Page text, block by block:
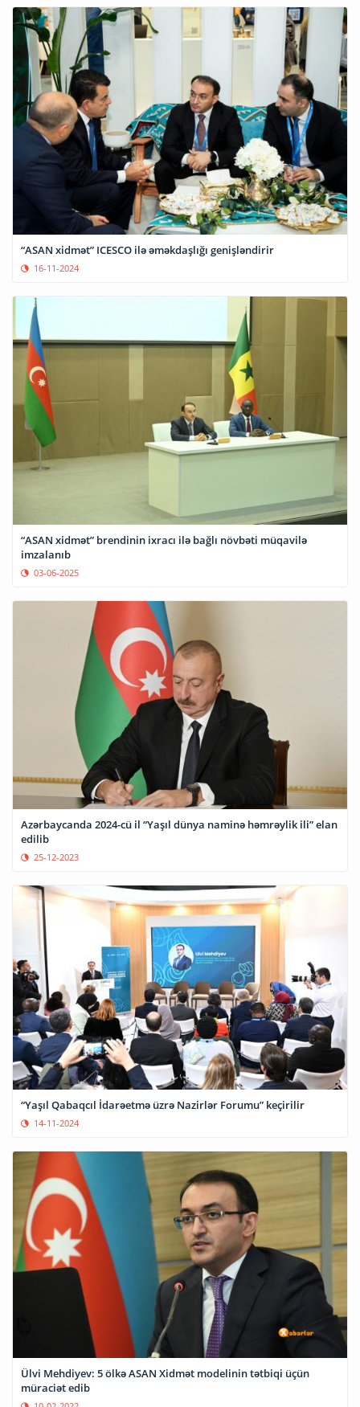
“ASAN xidmət” ICESCO ilə əməkdaşlığı genişləndirir
16-11-2024
“ASAN xidmət” brendinin ixracı ilə bağlı növbəti müqavilə
imzalanıb
03-06-2025
Azərbaycanda 2024-cü il “Yaşıl dünya naminə həmrəylik ili” elan
edilib
25-12-2023
“Yaşıl Qabaqcıl İdarəetmə üzrə Nazirlər Forumu” keçirilir
14-11-2024
Ülvi Mehdiyev: 5 ölkə ASAN Xidmət modelinin tətbiqi üçün
müraciət edib